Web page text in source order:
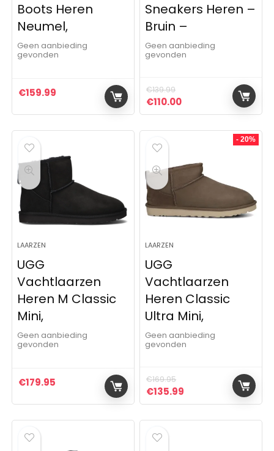
Boots Heren
Neumel,
Geen aanbieding
gevonden
€159.99
Sneakers Heren –
Bruin –
Geen aanbieding
gevonden
€139.99
Oorspronkelijke prijs was:
€110.00Huidige prijs is:
LAARZEN
UGG
Vachtlaarzen
Heren M Classic
Mini,
Geen aanbieding
gevonden
€179.95
- 20%
LAARZEN
UGG
Vachtlaarzen
Heren Classic
Ultra Mini,
Geen aanbieding
gevonden
€169.95
Oorspronkelijke prijs was:
€135.99 Huidige prijs is: